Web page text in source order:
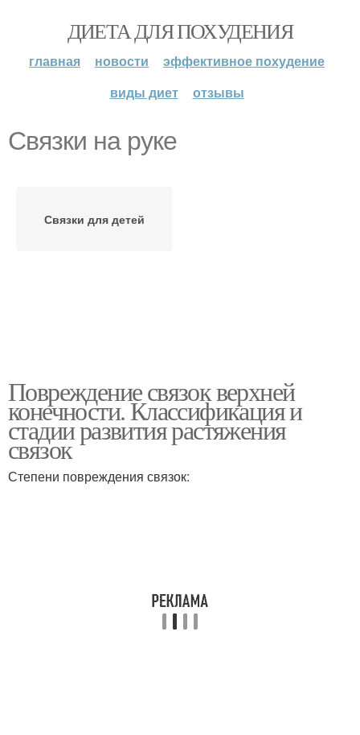
ДИЕТА ДЛЯ ПОХУДЕНИЯ
главная новости
эффективное похудение
виды диет
отзывы
Связки на руке
Связки для детей
Повреждение связок верхней
конечности. Классификация и
стадии развития растяжения
связок
Степени повреждения связок: